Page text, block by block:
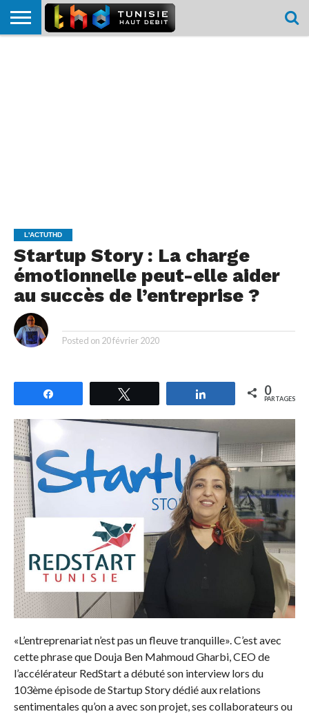
L'ACTUTHD
Startup Story : La charge
émotionnelle peut-elle aider
au succès de l’entreprise ?
Posted on 20 février 2020
Partagez 0
PARTAGES
«L’entreprenariat n’est pas un fleuve tranquille». C’est avec
cette phrase que Douja Ben Mahmoud Gharbi, CEO de
l’accélérateur RedStart a débuté son interview lors du
103ème épisode de Startup Story dédié aux relations
sentimentales qu’on a avec son projet, ses collaborateurs ou